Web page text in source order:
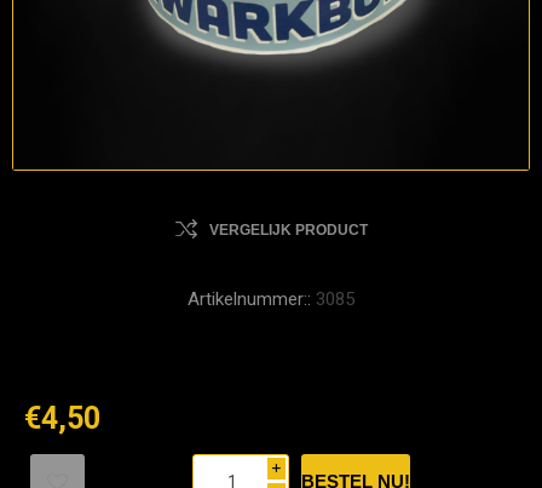
VERGELIJK PRODUCT
Artikelnummer:: 3085
€4,50
i